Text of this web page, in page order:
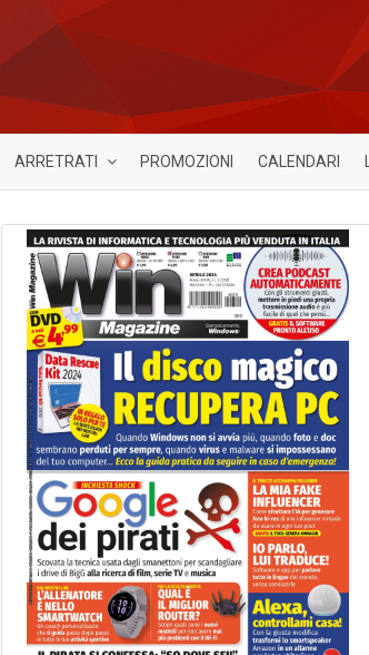
ARRETRATI PROMOZIONI CALENDARI